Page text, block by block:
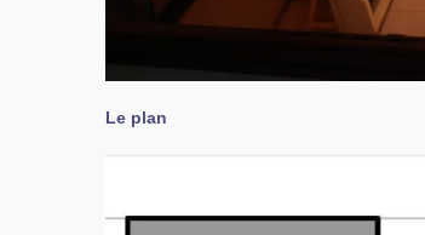
Le plan